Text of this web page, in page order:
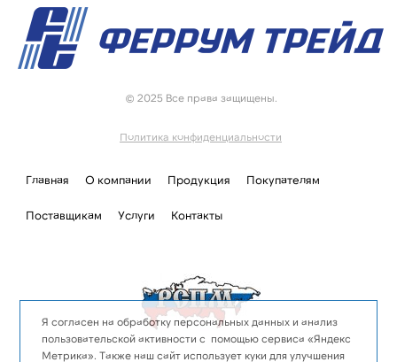
© 2025 Все права защищены.
Политика конфиденциальности
Главная О компании Продукция Покупателям
Поставщикам Услуги Контакты
Я согласен на обработку персональных данных и анализ
пользовательской активности с помощью сервиса «Яндекс
Метрика». Также наш сайт использует куки для улучшения